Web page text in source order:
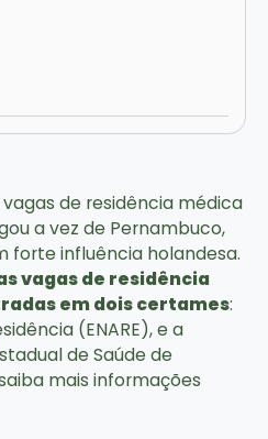
de residência médica
a vez de Pernambuco,
forte influência holandesa.
vagas de residência
em dois certames:
(ENARE), e a
de Saúde de
mais informações